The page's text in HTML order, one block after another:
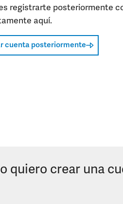
registrarte posteriormente
aquí.
cuenta posteriormente
quiero crear una